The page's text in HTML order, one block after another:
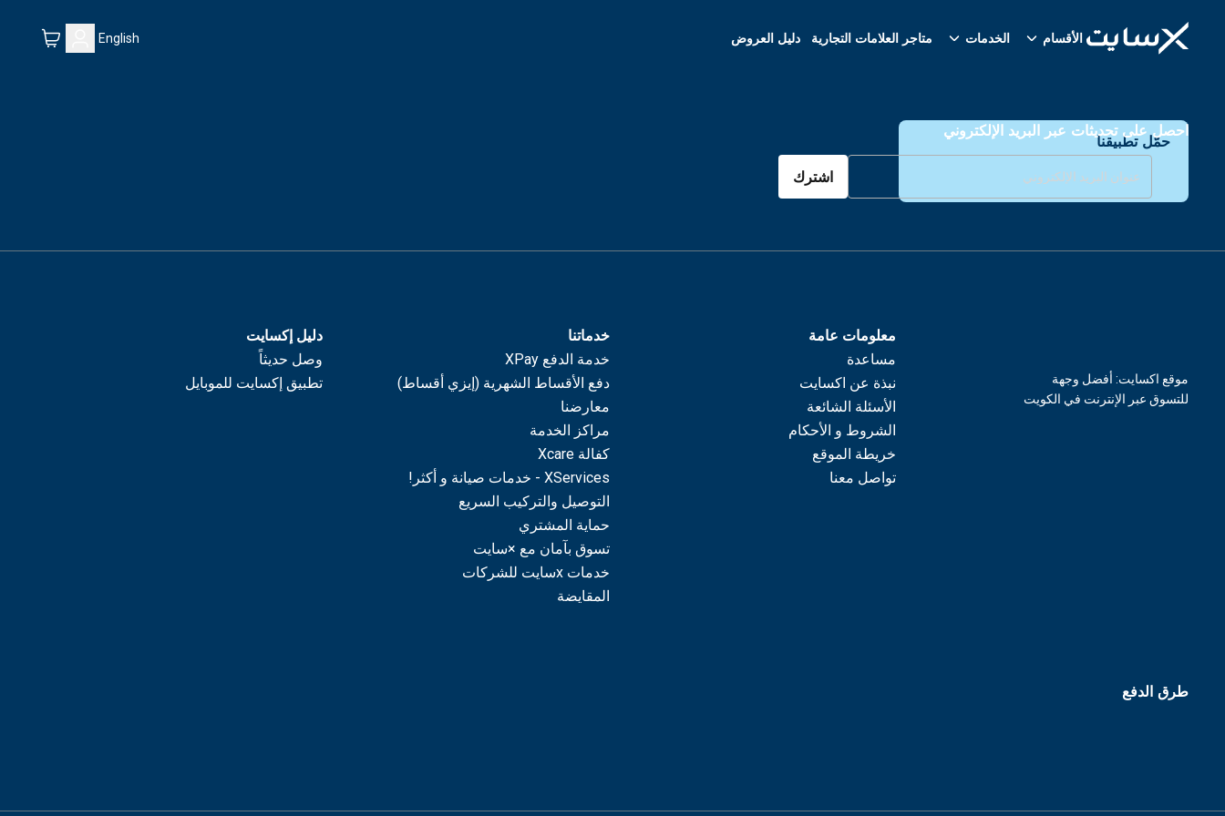
الأقسام الخدمات متاجر العلامات التجارية دليل العروض English
حمّل تطبيقنا
احصل على تحديثات عبر البريد الإلكتروني
اشترك
معلومات عامة
مساعدة
نبذة عن اكسايت
الأسئلة الشائعة
الشروط و الأحكام
خريطة الموقع
تواصل معنا
خدماتنا
خدمة الدفع XPay
دفع الأقساط الشهرية (إيزي أقساط)
معارضنا
مراكز الخدمة
كفالة Xcare
XServices - خدمات صيانة و أكثر!
التوصيل والتركيب السريع
حماية المشتري
تسوق بآمان مع ×سايت
خدمات xسايت للشركات
المقايضة
دليل إكسايت
وصل حديثاً
تطبيق إكسايت للموبايل
موقع اكسايت: أفضل وجهة
للتسوق عبر الإنترنت في الكويت
طرق الدفع